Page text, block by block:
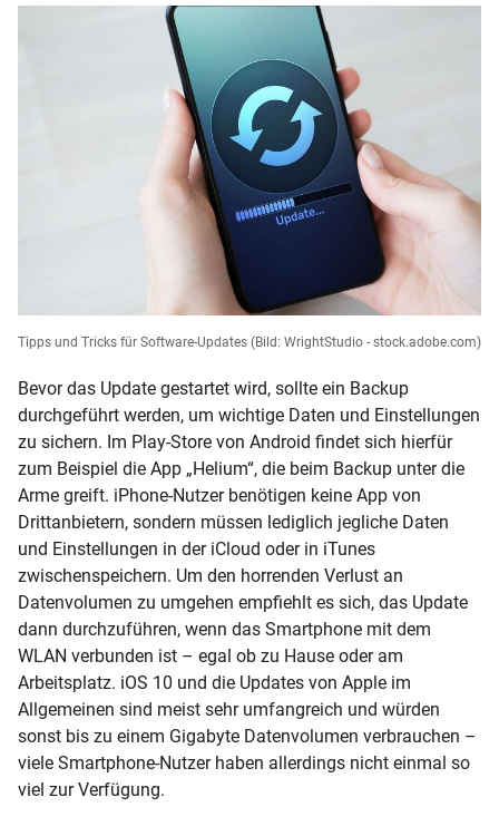
Tipps und Tricks für Software-Updates (Bild: WrightStudio - stock.adobe.com)
Bevor das Update gestartet wird, sollte ein Backup
durchgeführt werden, um wichtige Daten und Einstellungen
zu sichern. Im Play-Store von Android findet sich hierfür
zum Beispiel die App „Helium“, die beim Backup unter die
Arme greift. iPhone-Nutzer benötigen keine App von
Drittanbietern, sondern müssen lediglich jegliche Daten
und Einstellungen in der iCloud oder in iTunes
zwischenspeichern. Um den horrenden Verlust an
Datenvolumen zu umgehen empfiehlt es sich, das Update
dann durchzuführen, wenn das Smartphone mit dem
WLAN verbunden ist – egal ob zu Hause oder am
Arbeitsplatz. iOS 10 und die Updates von Apple im
Allgemeinen sind meist sehr umfangreich und würden
sonst bis zu einem Gigabyte Datenvolumen verbrauchen –
viele Smartphone-Nutzer haben allerdings nicht einmal so
viel zur Verfügung.